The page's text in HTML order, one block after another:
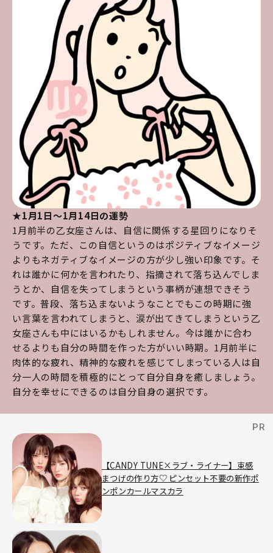
★1月1日～1月14日の運勢
1月前半の乙女座さんは、自信に関係する星回りになりそ
うです。ただ、この自信というのはポジティブなイメージ
よりもネガティブなイメージの方が少し強い印象です。そ
れは誰かに何かを言われたり、指摘されて落ち込んでしま
うとか、自信を失ってしまうという事柄が連想できそう
です。普段、落ち込まないようなことでもこの時期に強
い言葉を言われてしまうと、涙が出てきてしまうという乙
女座さんも中にはいるかもしれません。今は誰かに合わ
せるよりも自分の時間を作った方がいい時期。1月前半に
肉体的な疲れ、精神的な疲れを感じてしまっている人は自
分一人の時間を積極的にとって自分自身を癒しましょう。
自分を幸せにできるのは自分自身の選択です。
【CANDY TUNE×ラブ・ライナー】束感
まつげの作り方♡ ピンセット不要の新作ポ
ンポンカールマスカラ